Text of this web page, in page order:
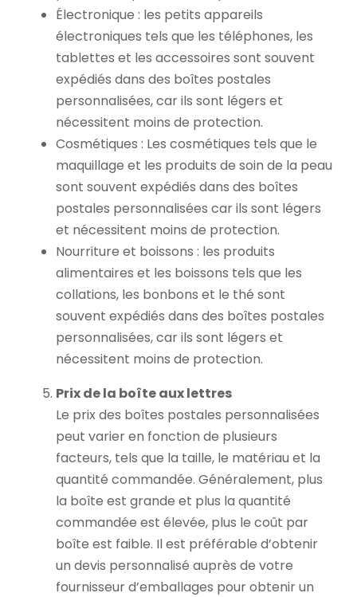
Électronique : les petits appareils
électroniques tels que les téléphones, les
tablettes et les accessoires sont souvent
expédiés dans des boîtes postales
personnalisées, car ils sont légers et
nécessitent moins de protection.
Cosmétiques : Les cosmétiques tels que le
maquillage et les produits de soin de la peau
sont souvent expédiés dans des boîtes
postales personnalisées car ils sont légers
et nécessitent moins de protection.
Nourriture et boissons : les produits
alimentaires et les boissons tels que les
collations, les bonbons et le thé sont
souvent expédiés dans des boîtes postales
personnalisées, car ils sont légers et
nécessitent moins de protection.
Prix de la boîte aux lettres
Le prix des boîtes postales personnalisées
peut varier en fonction de plusieurs
facteurs, tels que la taille, le matériau et la
quantité commandée. Généralement, plus
la boîte est grande et plus la quantité
commandée est élevée, plus le coût par
boîte est faible. Il est préférable d’obtenir
un devis personnalisé auprès de votre
fournisseur d’emballages pour obtenir un